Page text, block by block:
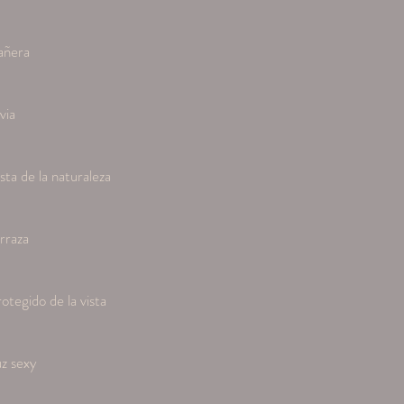
de la naturaleza
de la vista
sexy